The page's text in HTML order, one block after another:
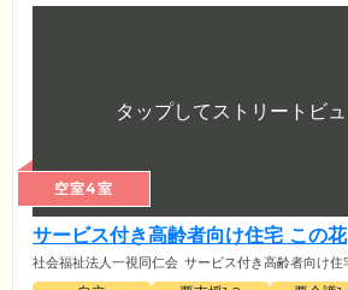
空室4室
サービス付き高齢者向け住宅 この花
社会福祉法人一視同仁会 サービス付き高齢者向け住